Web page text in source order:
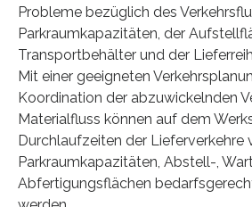
Probleme bezüglich des
Parkraumkapazitäten, der
Transportbehälter und der
Mit einer geeigneten
Koordination der abzuwickelnden
Materialfluss können auf dem
Durchlaufzeiten der Lieferverkehre
Parkraumkapazitäten, Abstell-,
Abfertigungsflächen